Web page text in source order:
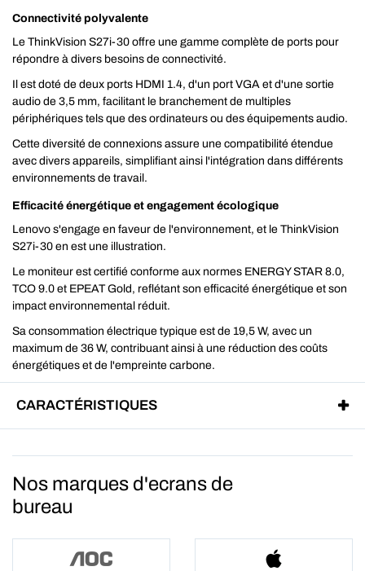
Connectivité polyvalente
Le ThinkVision S27i-30 offre une gamme complète de ports pour
répondre à divers besoins de connectivité.
Il est doté de deux ports HDMI 1.4, d'un port VGA et d'une sortie
audio de 3,5 mm, facilitant le branchement de multiples
périphériques tels que des ordinateurs ou des équipements audio.
Cette diversité de connexions assure une compatibilité étendue
avec divers appareils, simplifiant ainsi l'intégration dans différents
environnements de travail.
Efficacité énergétique et engagement écologique
Lenovo s'engage en faveur de l'environnement, et le ThinkVision
S27i-30 en est une illustration.
Le moniteur est certifié conforme aux normes ENERGY STAR 8.0,
TCO 9.0 et EPEAT Gold, reflétant son efficacité énergétique et son
impact environnemental réduit.
Sa consommation électrique typique est de 19,5 W, avec un
maximum de 36 W, contribuant ainsi à une réduction des coûts
énergétiques et de l'empreinte carbone.
CARACTÉRISTIQUES
Nos marques d'ecrans de
bureau